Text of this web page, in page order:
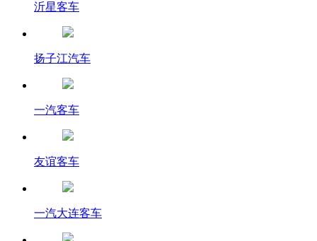
沂星客车
扬子江汽车
一汽客车
友谊客车
一汽大连客车